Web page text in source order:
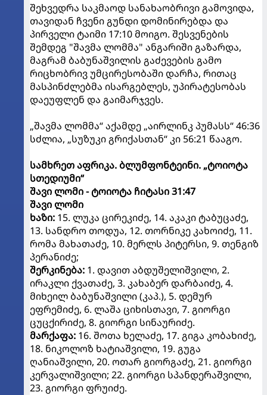
შეხვედრა საკმაოდ სანახაობრივი გამოვიდა,
თავიდან ჩვენი გუნდი დომინირებდა და
პირველი ტაიმი 17:10 მოიგო. შესვენების
შემდეგ "შავმა ლომმა" ანგარიში გაზარდა,
მაგრამ ბაბუნაშვილის გაძევების გამო
რიცხობრივ უმცირესობაში დარჩა, რითაც
მასპინძლებმა ისარგებლეს, უპირატესობას
დაეუფლენ და გაიმარჯვეს.
„შავმა ლომმა“ აქამდე „აირლინკ პუმასს“ 46:36
სძლია, „სუზუკი გრიქასთან“ კი 56:21 წააგო.
სამხრეთ აფრიკა. ბლუმფონტეინი. „ტოიოტა
სთედიუმი“
შავი ლომი - ტოიოტა ჩიტასი 31:47
შავი ლომი
ხაზი: 15. ლუკა ცირეკიძე, 14. აკაკი ტაბუცაძე,
13. სანდრო თოდუა, 12. თორნიკე კახოიძე, 11.
რომა მახათაძე, 10. მერლს პიტერსი, 9. თენგიზ
პერანიძე;
შერკინება: 1. დავით აბდუშელიშვილი, 2.
ირაკლი ქვათაძე, 3. კახაბერ დარბაიძე, 4.
მიხეილ ბაბუნაშვილი (კაპ.), 5. დემურ
ეფრემიძე, 6. ლაშა ციხისთავი, 7. გიორგი
ცუცქირიძე, 8. გიორგი სინაურიძე.
მარქაფა: 16. შოთა ხელაძე, 17. გიგა კობახიძე,
18. ნიკოლოზ ხატიაშვილი, 19. გუგა
ღანიაშვილი, 20. ოთარ გიორგაძე, 21. გიორგი
კერვალიშვილი; 22. გიორგი სპანდერაშვილი,
23. გიორგი ფრუიძე.